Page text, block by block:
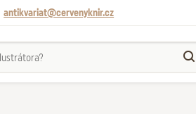
antikvariat@cervenyknir.cz